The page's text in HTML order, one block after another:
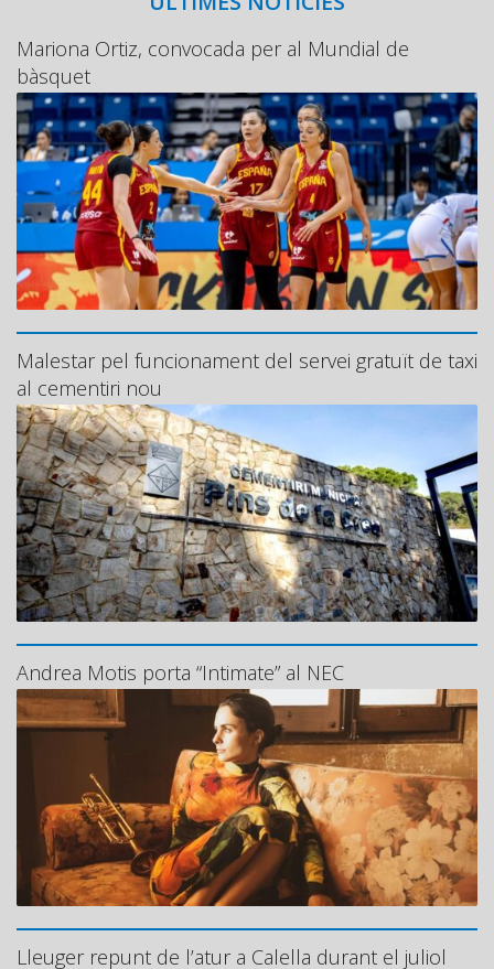
Mariona Ortiz, convocada per al Mundial de
bàsquet
Malestar pel funcionament del servei gratuït de taxi
al cementiri nou
Andrea Motis porta “Intimate” al NEC
Lleuger repunt de l’atur a Calella durant el juliol